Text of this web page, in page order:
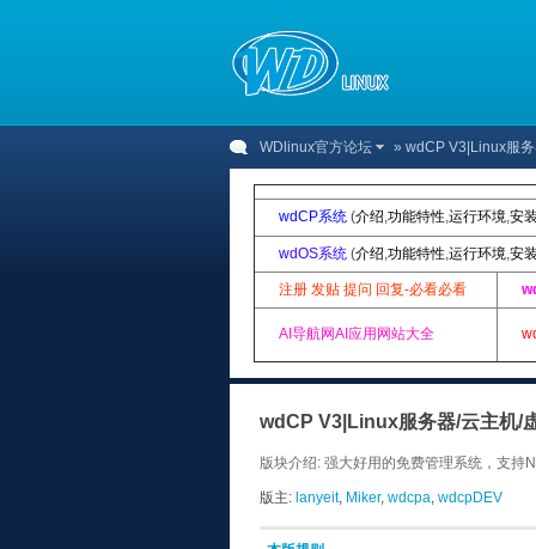
WDlinux官方论坛 » wdCP V3|Linux服
wdCP系统 (介绍,功能特性,运行环境,安
wdOS系统 (介绍,功能特性,运行环境,安
注册 发贴 提问 回复-必看必看
AI导航网AI应用网站大全
wdCP V3|Linux服务器/云主机/
版块介绍: 强大好用的免费管理系统，支
版主: lanyeit, Miker, wdcpa, wdcpDEV